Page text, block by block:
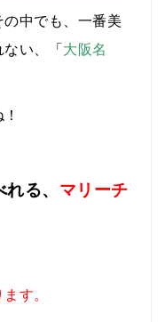
中でも、一番美
い、「大阪名
る、 マリーチ
す。